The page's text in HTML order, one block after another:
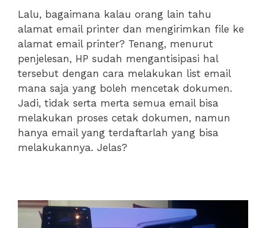
Lalu, bagaimana kalau orang lain tahu
alamat email printer dan mengirimkan file ke
alamat email printer? Tenang, menurut
penjelesan, HP sudah mengantisipasi hal
tersebut dengan cara melakukan list email
mana saja yang boleh mencetak dokumen.
Jadi, tidak serta merta semua email bisa
melakukan proses cetak dokumen, namun
hanya email yang terdaftarlah yang bisa
melakukannya. Jelas?